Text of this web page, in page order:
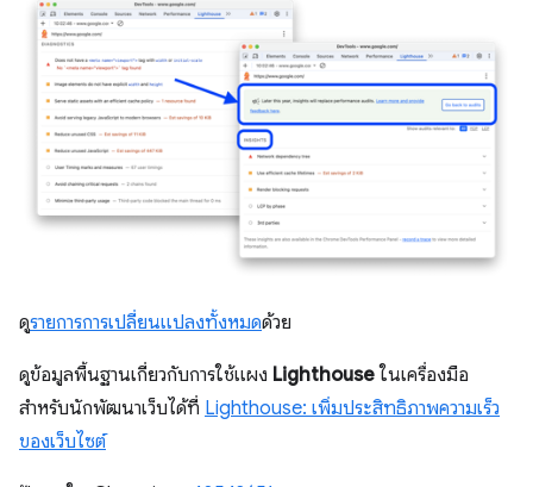
ดูรายการการเปลี่ยนแปลงทั้งหมดด้วย
ดูข้อมูลพื้นฐานเกี่ยวกับการใช้แผง Lighthouse ในเครื่องมือ
สำหรับนักพัฒนาเว็บได้ที่ Lighthouse: เพิ่มประสิทธิภาพความเร็ว
ของเว็บไซต์